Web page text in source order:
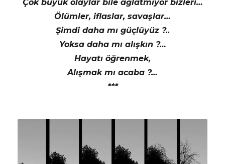
Çok büyük olaylar bile ağlatmıyor bizleri…
Ölümler, iflaslar, savaşlar…
Şimdi daha mı güçlüyüz ?..
Yoksa daha mı alışkın ?…
Hayatı öğrenmek,
Alışmak mı acaba ?…
***